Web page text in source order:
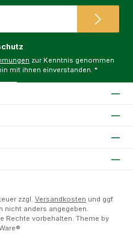
zur Kenntnis genommen
mit ihnen einverstanden. *
zzgl. Versandkosten und ggf.
nicht anders angegeben.
Rechte vorbehalten. Theme by